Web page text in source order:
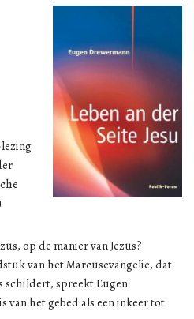
op de manier van Jezus?
van het Marcusevangelie, dat
schildert, spreekt Eugen
van het gebed als een inkeer tot